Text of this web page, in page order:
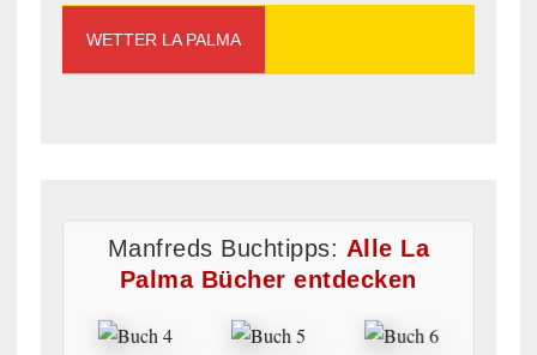
WETTER LA PALMA
Manfreds Buchtipps: Alle La
Palma Bücher entdecken